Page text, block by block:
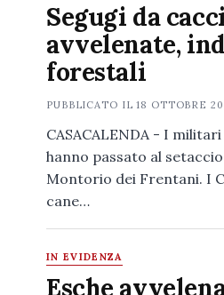
Segugi da
avvelenate,
forestali
PUBBLICATO IL18 OTTOBRE
CASACALENDA - I
hanno passato al
Montorio dei Frentani. I
cane…
IN EVIDENZA
Esche